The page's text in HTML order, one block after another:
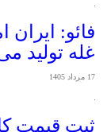
غله تولید
17 مرداد 1405